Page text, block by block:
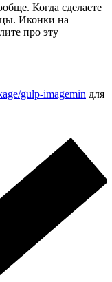
Когда сделаете
Иконки на
про эту
gulp-imagemin для